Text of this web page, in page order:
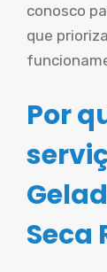
conosco
que
Por
Seca